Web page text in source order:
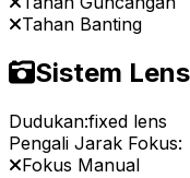
Tahan Banting
Sistem
Dudukan:fixed lens
Pengali Jarak Fokus:
Fokus Manual